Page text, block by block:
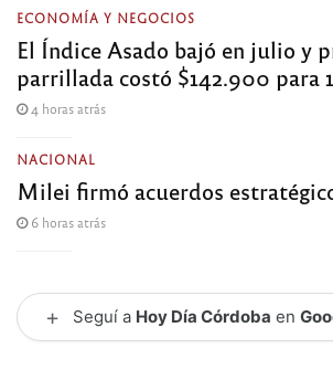
ECONOMÍA Y NEGOCIOS
El Índice Asado bajó en julio y
parrillada costó $142.900 para
4 horas atrás
NACIONAL
Milei firmó acuerdos
6 horas atrás
+ Seguí a Hoy Día Córdoba en